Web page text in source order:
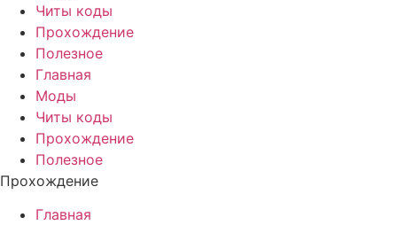
Читы коды
Прохождение
Полезное
Главная
Моды
Читы коды
Прохождение
Полезное
Прохождение
Главная